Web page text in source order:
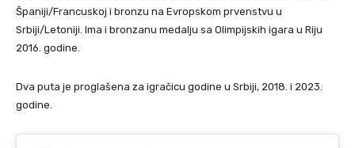
Španiji/Francuskoj i bronzu na Evropskom prvenstvu u
Srbiji/Letoniji. Ima i bronzanu medalju sa Olimpijskih igara u Riju
2016. godine.
Dva puta je proglašena za igračicu godine u Srbiji, 2018. i 2023.
godine.